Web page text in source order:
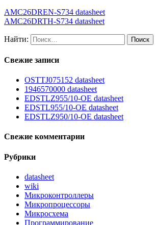
AMC26DREN-S734 datasheet
AMC26DRTH-S734 datasheet
Найти:
Свежие записи
OSTTJ075152 datasheet
1946570000 datasheet
EDSTLZ955/10-OE datasheet
EDSTL955/10-OE datasheet
EDSTLZ950/10-OE datasheet
Свежие комментарии
Рубрики
datasheet
wiki
Микроконтроллеры
Микропроцессоры
Микросхема
Программирование